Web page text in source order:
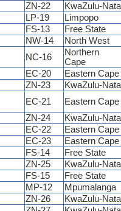
ZN-22
KwaZulu-
LP-19
Limpopo
FS-13
Free State
NW-14
North West
NC-16
Northern
Cape
EC-20
Eastern Cape
ZN-23
KwaZulu-
EC-21
Eastern Cape
ZN-24
KwaZulu-
EC-22
Eastern Cape
EC-23
Eastern Cape
FS-14
Free State
ZN-25
KwaZulu-
FS-15
Free State
MP-12
Mpumalanga
ZN-26
KwaZulu-